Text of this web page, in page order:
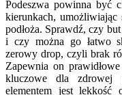
Podeszwa powinna być
kierunkach, umożliwiając
podłoża. Sprawdź, czy
i czy można go łatwo
zerowy drop, czyli brak
Zapewnia on
kluczowe dla zdrowej
elementem jest